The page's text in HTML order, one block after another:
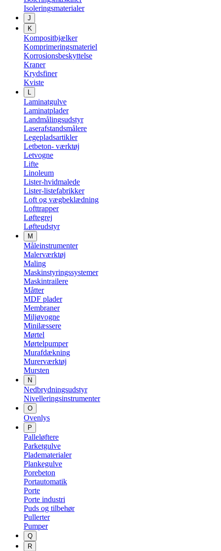
Isoleringsmaterialer
J
K
Kompositbjælker
Komprimeringsmateriel
Korrosionsbeskyttelse
Kraner
Krydsfiner
Kviste
L
Laminatgulve
Laminatplader
Landmålingsudstyr
Laserafstandsmålere
Legepladsartikler
Letbeton- værktøj
Letvogne
Lifte
Linoleum
Lister-hvidmalede
Lister-listefabrikker
Loft og vægbeklædning
Lofttrapper
Løftegrej
Løfteudstyr
M
Måleinstrumenter
Malerværktøj
Maling
Maskinstyringssystemer
Maskintrailere
Måtter
MDF plader
Membraner
Miljøvogne
Minilæssere
Mørtel
Mørtelpumper
Murafdækning
Murerværktøj
Mursten
N
Nedbrydningsudstyr
Nivelleringsinstrumenter
O
Ovenlys
P
Palleløftere
Parketgulve
Pladematerialer
Plankegulve
Porebeton
Portautomatik
Porte
Porte industri
Puds og tilbehør
Pullerter
Pumper
Q
R